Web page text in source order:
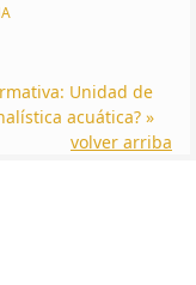
Unidad de
acuática? »
volver arriba